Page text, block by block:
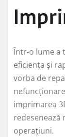
Într-o lume a
eficiența și
vorba de
imprimarea
redesenează
operațiuni.